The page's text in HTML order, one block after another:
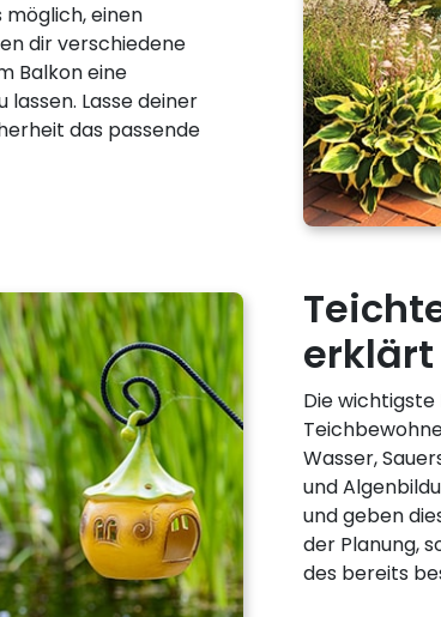
einen
dir verschiedene
Balkon eine
Lasse deiner
das passende
erklärt
Die
Wasser,
und
und geben
der Planung,
des bereits